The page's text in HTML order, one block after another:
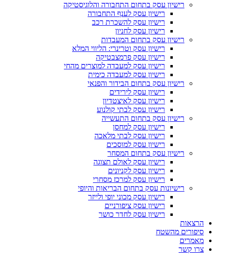
רישיון עסק בתחום התחבורה והלוגיסטיקה
רישיון עסק לענף התחבורה
רישיון עסק להשכרת רכב
רישיון עסק לחניון
רישיון עסק בתחום המעבדות
רישיון עסק וטרינרי: הליווי המלא
רישיון עסק פרמצבטיקה
רישיון עסק למעבדה למוצרים מהחי
רישיון עסק למעבדה כימית
רישיון עסק בתחום הבידור והפנאי
רישיון עסק לירידים
רישיון עסק לאיצטדיון
רישיון עסק לבתי קולנוע
רישיון עסק בתחום התעשייה
רישיון עסק למחסן
רישיון עסק לבתי מלאכה
רישיון עסק למוסכים
רישיון עסק בתחום המסחר
רישיון עסק לאולם תצוגה
רישיון עסק לקניונים
רישיון עסק למרכז מסחרי
רישיונות עסק בתחום הבריאות והיופי
רישיון עסק מכוני יופי ולייזר
רישיון עסק ציפורניים
רישיון עסק לחדר כושר
הרצאות
סיפורים מהשטח
מאמרים
צרו קשר